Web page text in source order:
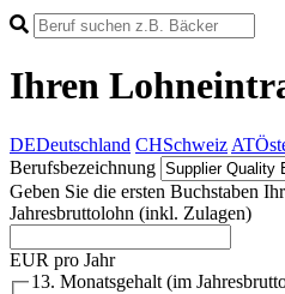
Ihren
DEDeutschland CHSchweiz AT
Berufsbezeichnung
Geben Sie die ersten Buchstaben
Jahresbruttolohn (inkl. Zulagen)
EUR pro Jahr
13. Monatsgehalt (im